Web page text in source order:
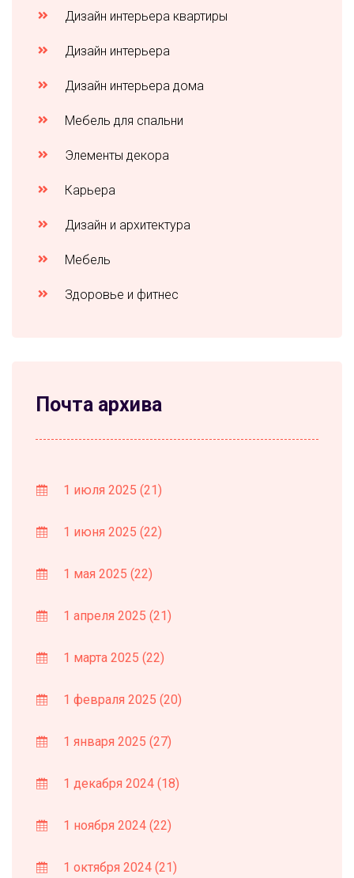
Дизайн интерьера квартиры
Дизайн интерьера
Дизайн интерьера дома
Мебель для спальни
Элементы декора
Карьера
Дизайн и архитектура
Мебель
Здоровье и фитнес
Почта архива
1 июля 2025 (21)
1 июня 2025 (22)
1 мая 2025 (22)
1 апреля 2025 (21)
1 марта 2025 (22)
1 февраля 2025 (20)
1 января 2025 (27)
1 декабря 2024 (18)
1 ноября 2024 (22)
1 октября 2024 (21)